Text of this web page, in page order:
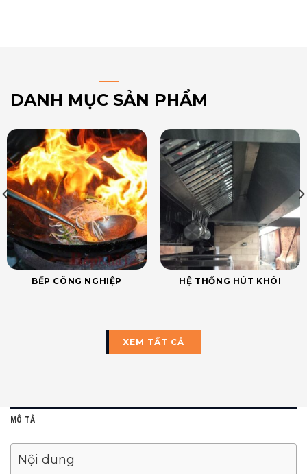
DANH MỤC SẢN PHẨM
BẾP CÔNG NGHIỆP HỆ THỐNG HÚT KHÓI
XEM TẤT CẢ
MÔ TẢ
Nội dung